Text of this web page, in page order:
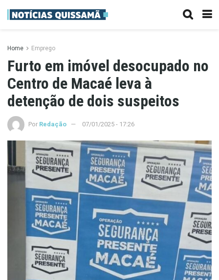
Home Emprego
Furto em imóvel desocupado no
Centro de Macaé leva à
detenção de dois suspeitos
Por Redação 07/01/2025 - 17:26